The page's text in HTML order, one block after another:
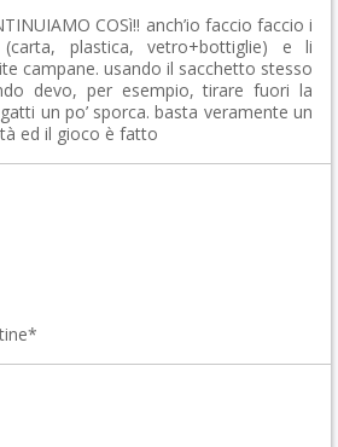
COSì!! anch’io faccio faccio i
plastica, vetro+bottiglie) e li
campane. usando il sacchetto stesso
devo, per esempio, tirare fuori la
un po’ sporca. basta veramente un
ed il gioco è fatto